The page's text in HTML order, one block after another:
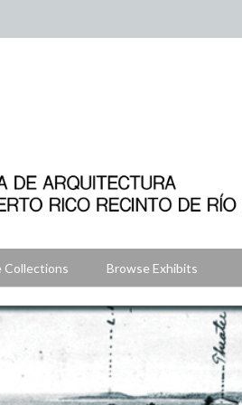
Collections Browse Exhibits